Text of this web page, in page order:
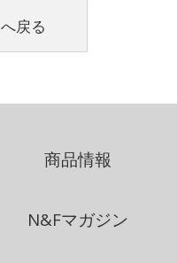
戻る
商品情報
N&Fマガジン